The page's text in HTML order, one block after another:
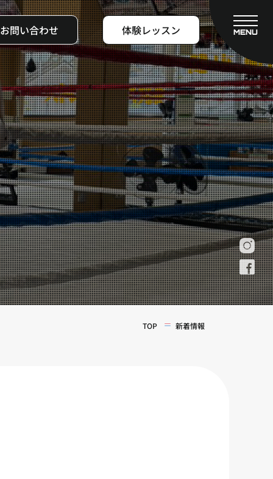
お問い合わせ 体験レッスン
MENU
ットネスコース
料金システム
ビフォーアフター
よくある質問
TOP 新着情報